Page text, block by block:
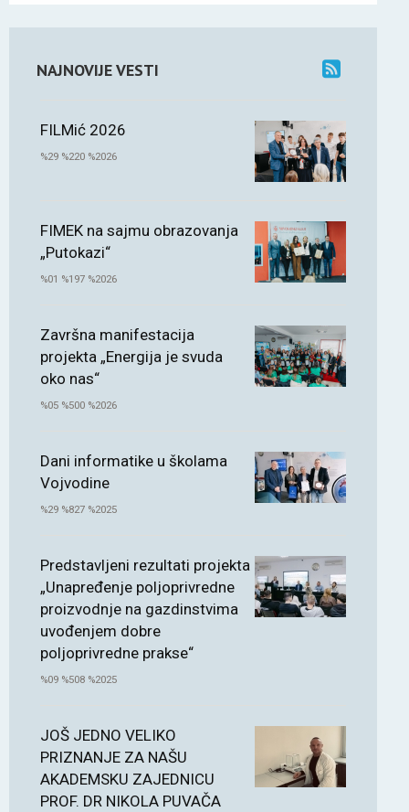
NAJNOVIJE VESTI
FILMić 2026
%29 %220 %2026
FIMEK na sajmu obrazovanja
„Putokazi“
%01 %197 %2026
Završna manifestacija
projekta „Energija je svuda
oko nas“
%05 %500 %2026
Dani informatike u školama
Vojvodine
%29 %827 %2025
Predstavljeni rezultati projekta
„Unapređenje poljoprivredne
proizvodnje na gazdinstvima
uvođenjem dobre
poljoprivredne prakse“
%09 %508 %2025
JOŠ JEDNO VELIKO
PRIZNANJE ZA NAŠU
AKADEMSKU ZAJEDNICU
PROF. DR NIKOLA PUVAČA